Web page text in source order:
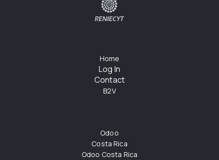
Home
Log In
Contact
B2V
Odoo
Costa Rica
Odoo Costa Rica